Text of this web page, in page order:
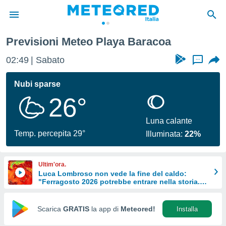
di
per
le
di
Web
Previsioni Meteo Playa Baracoa
02:49 Sabato ...
Nubi sparse
26°
Temp. percepita 29°
Luna calante
Illuminata:22%
Ultim'ora.
Luca Lombroso non vede la fine del caldo:
"Ferragosto 2026 potrebbe entrare nella storia.
Scarica GRATIS la app di Meteored! Installa